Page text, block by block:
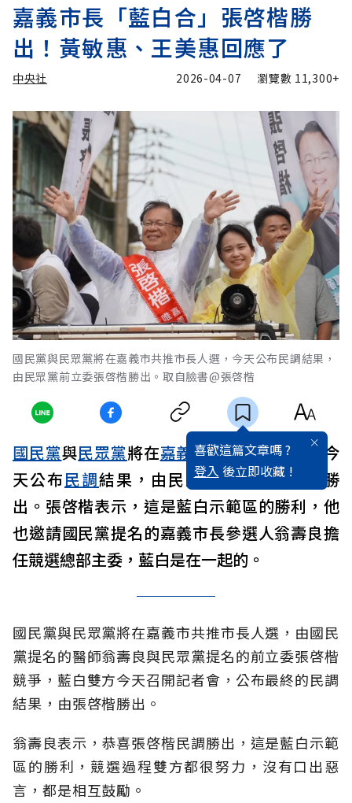
嘉義市長「藍白合」張啓楷勝
出！黃敏惠、王美惠回應了
中央社 2026-04-07 瀏覽數 11,300+
國民黨與民眾黨將在嘉義市共推市長人選，今天公布民調結果，
由民眾黨前立委張啓楷勝出。取自臉書@張啓楷
喜歡這篇文章嗎 ?
登入 後立即收藏 !
國民黨與民眾黨將在嘉義 市共推市長人選，今
天公布民調結果，由民眾黨前立委張啓楷勝
出。張啓楷表示，這是藍白示範區的勝利，他
也邀請國民黨提名的嘉義市長參選人翁壽良擔
任競選總部主委，藍白是在一起的。
國民黨與民眾黨將在嘉義市共推市長人選，由國民
黨提名的醫師翁壽良與民眾黨提名的前立委張啓楷
競爭，藍白雙方今天召開記者會，公布最終的民調
結果，由張啓楷勝出。
翁壽良表示，恭喜張啓楷民調勝出，這是藍白示範
區的勝利，競選過程雙方都很努力，沒有口出惡
言，都是相互鼓勵。